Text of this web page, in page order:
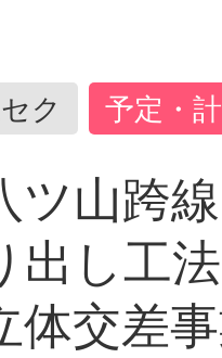
ク 予定・
山跨
出し工
体交差